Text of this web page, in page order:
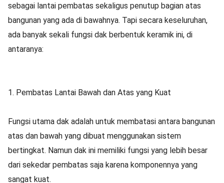
sebagai lantai pembatas sekaligus penutup bagian atas
bangunan yang ada di bawahnya. Tapi secara keseluruhan,
ada banyak sekali fungsi dak berbentuk keramik ini, di
antaranya:
1. Pembatas Lantai Bawah dan Atas yang Kuat
Fungsi utama dak adalah untuk membatasi antara bangunan
atas dan bawah yang dibuat menggunakan sistem
bertingkat. Namun dak ini memiliki fungsi yang lebih besar
dari sekedar pembatas saja karena komponennya yang
sangat kuat.